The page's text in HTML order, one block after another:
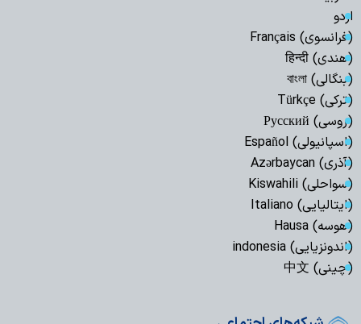
اردو
(فرانسوی) Français
(هندی) हिन्दी
(بنگالی) বাংলা
(ترکی) Türkçe
(روسی) Русский
(اسپانیولی) Español
(آذری) Azərbaycan
(سواحلی) Kiswahili
(ایتالیایی) Italiano
(هوسه) Hausa
(اندونزیایی) indonesia
(چینی) 中文